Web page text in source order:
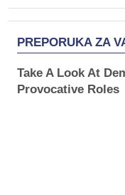
PREPORUKA ZA
Take A Look At
Provocative Roles